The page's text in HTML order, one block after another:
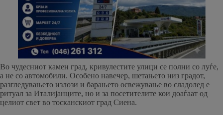
Во чудесниот камен град, кривулестите улици се полни со луѓе,
а не со автомобили. Особено навечер, шетањето низ градот,
разгледувањето излози и барањето освежување во сладолед е
ритуал за Италијанците, но и за посетителите кои доаѓаат од
целиот свет во тосканскиот град Сиена.